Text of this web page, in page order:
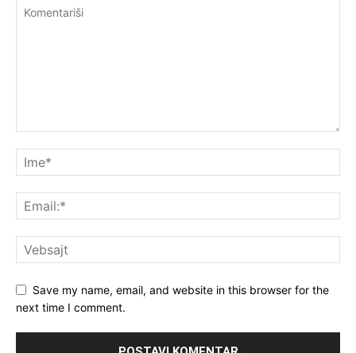
Save my name, email, and website in this browser for the
next time I comment.